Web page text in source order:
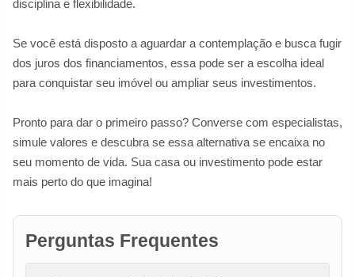
disciplina e flexibilidade.
Se você está disposto a aguardar a contemplação e busca fugir
dos juros dos financiamentos, essa pode ser a escolha ideal
para conquistar seu imóvel ou ampliar seus investimentos.
Pronto para dar o primeiro passo? Converse com especialistas,
simule valores e descubra se essa alternativa se encaixa no
seu momento de vida. Sua casa ou investimento pode estar
mais perto do que imagina!
Perguntas Frequentes